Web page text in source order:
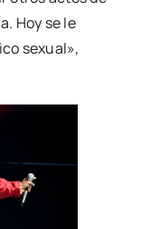
Hoy se le
sexual»,